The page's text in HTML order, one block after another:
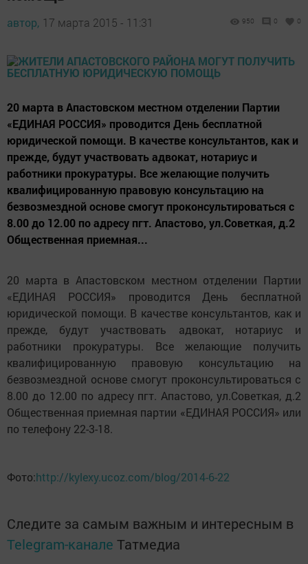
автор, 17 марта 2015 - 11:31 950 0 0
20 марта в Апастовском местном отделении Партии
«ЕДИНАЯ РОССИЯ» проводится День бесплатной
юридической помощи. В качестве консультантов, как и
прежде, будут участвовать адвокат, нотариус и
работники прокуратуры. Все желающие получить
квалифицированную правовую консультацию на
безвозмездной основе смогут проконсультироваться с
8.00 до 12.00 по адресу пгт. Апастово, ул.Советкая, д.2
Общественная приемная...
20 марта в Апастовском местном отделении Партии
«ЕДИНАЯ РОССИЯ» проводится День бесплатной
юридической помощи. В качестве консультантов, как и
прежде, будут участвовать адвокат, нотариус и
работники прокуратуры. Все желающие получить
квалифицированную правовую консультацию на
безвозмездной основе смогут проконсультироваться с
8.00 до 12.00 по адресу пгт. Апастово, ул.Советкая, д.2
Общественная приемная партии «ЕДИНАЯ РОССИЯ» или
по телефону 22-3-18.
Фото:http://kylexy.ucoz.com/blog/2014-6-22
Следите за самым важным и интересным в
Telegram-канале Татмедиа